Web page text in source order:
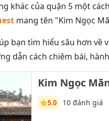
khác của quận 5 một
mang tên "Kim Ngọc
bạn tìm hiểu sâu hơn về
dẫn cách chiêm bái,
Kim Ngọc
5.0 10 đánh giá